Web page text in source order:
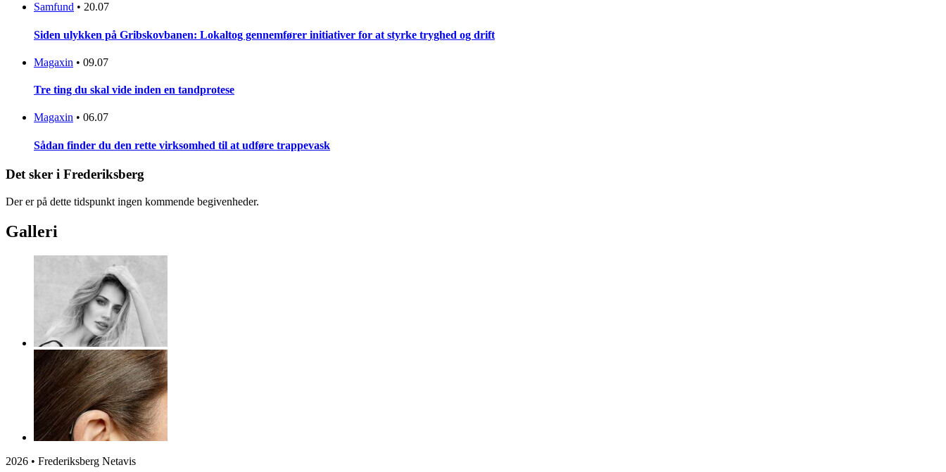
Samfund • 20.07
Siden ulykken på Gribskovbanen: Lokaltog gennemfører initiativer for at styrke tryghed og drift
Magaxin • 09.07
Tre ting du skal vide inden en tandprotese
Magaxin • 06.07
Sådan finder du den rette virksomhed til at udføre trappevask
Det sker i Frederiksberg
Der er på dette tidspunkt ingen kommende begivenheder.
Galleri
2026 • Frederiksberg Netavis